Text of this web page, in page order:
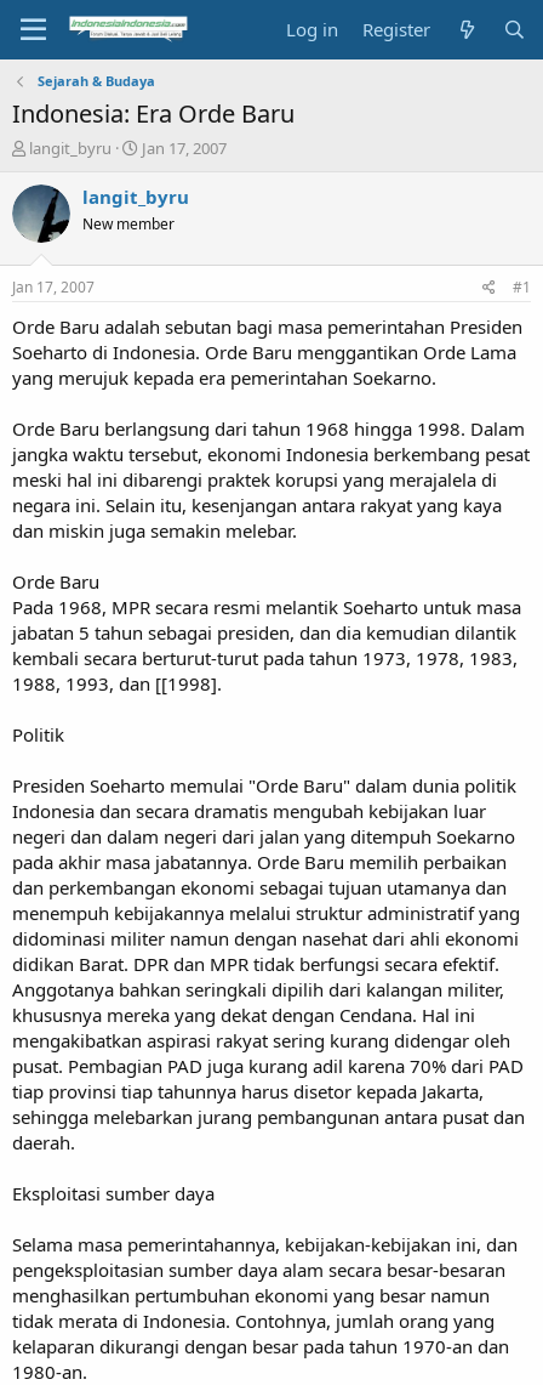
Log in Register
Sejarah & Budaya
Indonesia: Era Orde Baru
T
r
e
a
t
a
t
e
langit_byru
S
a
r
t
e
Jan 17, 2007
langit_byru
New member
Jan 17, 2007 #1
Orde Baru adalah sebutan bagi masa pemerintahan Presiden
Soeharto di Indonesia. Orde Baru menggantikan Orde Lama
yang merujuk kepada era pemerintahan Soekarno.
Orde Baru berlangsung dari tahun 1968 hingga 1998. Dalam
jangka waktu tersebut, ekonomi Indonesia berkembang pesat
meski hal ini dibarengi praktek korupsi yang merajalela di
negara ini. Selain itu, kesenjangan antara rakyat yang kaya
dan miskin juga semakin melebar.
Orde Baru
Pada 1968, MPR secara resmi melantik Soeharto untuk masa
jabatan 5 tahun sebagai presiden, dan dia kemudian dilantik
kembali secara berturut-turut pada tahun 1973, 1978, 1983,
1988, 1993, dan [[1998].
Politik
Presiden Soeharto memulai "Orde Baru" dalam dunia politik
Indonesia dan secara dramatis mengubah kebijakan luar
negeri dan dalam negeri dari jalan yang ditempuh Soekarno
pada akhir masa jabatannya. Orde Baru memilih perbaikan
dan perkembangan ekonomi sebagai tujuan utamanya dan
menempuh kebijakannya melalui struktur administratif yang
didominasi militer namun dengan nasehat dari ahli ekonomi
didikan Barat. DPR dan MPR tidak berfungsi secara efektif.
Anggotanya bahkan seringkali dipilih dari kalangan militer,
khususnya mereka yang dekat dengan Cendana. Hal ini
mengakibatkan aspirasi rakyat sering kurang didengar oleh
pusat. Pembagian PAD juga kurang adil karena 70% dari PAD
tiap provinsi tiap tahunnya harus disetor kepada Jakarta,
sehingga melebarkan jurang pembangunan antara pusat dan
daerah.
Eksploitasi sumber daya
Selama masa pemerintahannya, kebijakan-kebijakan ini, dan
pengeksploitasian sumber daya alam secara besar-besaran
menghasilkan pertumbuhan ekonomi yang besar namun
tidak merata di Indonesia. Contohnya, jumlah orang yang
kelaparan dikurangi dengan besar pada tahun 1970-an dan
1980-an.